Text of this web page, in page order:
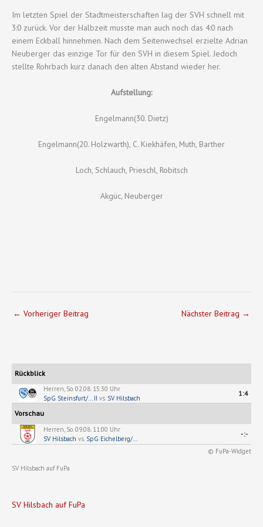
Im letzten Spiel der Stadtmeisterschaften lag der SVH schnell mit
3:0 zurück. Vor der Halbzeit musste man auch noch das 4:0 nach
einem Eckball hinnehmen. Nach dem Seitenwechsel erzielte Adrian
Neuberger das einzige Tor für den SVH in diesem Spiel. Jedoch
stellte Rohrbach kurz danach den alten Abstand wieder her.
Aufstellung:
Engelmann(30. Dietz)
Engelmann(20. Holzwarth), C. Kiekhäfen, Muth, Barther
Loch, Schlauch, Prieschl, Robitsch
Akgüc, Neuberger
← Vorheriger Beitrag Nächster Beitrag →
Rückblick
Herren, So. 02.08. 15:30 Uhr
SpG Steinsfurt/... II vs. SV Hilsbach
1:4
Vorschau
Herren, So. 09.08. 11:00 Uhr
SV Hilsbach vs. SpG Eichelberg/...
-:-
© FuPa-Widget
SV Hilsbach auf FuPa
SV Hilsbach auf FuPa